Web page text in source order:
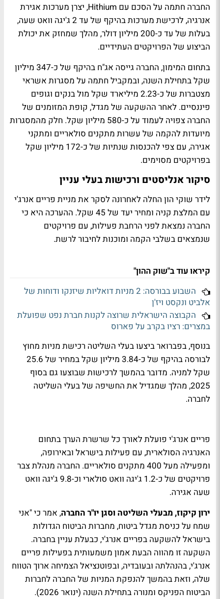
החברה חתמה על הסכם עם Hithium, יצרן מערכות אגירת
אנרגיה, לרכישת מערכות בהיקף של עד 2 ג'יגה וואט שעה,
בעלות של עד כ-200 מיליון דולר, מהלך שמחזק את יכולת
הביצוע של הפרויקטים העתידיים.
בתחום המימון, החברה גייסה אג"ח בהיקף של כ-347 מיליון
שקל בתחילת השנה, ובמקביל חתמה על מסגרות אשראי
מצטברות של כ-2.23 מיליארד שקל מול בנקים וגופים
פיננסיים. לאחר ההשקעה של מגדל, קופת המזומנים של
החברה צפויה לעמוד על כ-580 מיליון שקל. חלק מהמסגרות
מיועדות להקמה של עשרות מתקנים סולאריים ומתקני
אגירה, עם צפי להכנסות שנתיות של כ-172 מיליון שקל
בפרויקטים מסוימים.
סיקור אנליסטים ורכישות בעלי עניין
לידר שוקי הון החלה לאחרונה לסקר את מניית פריים אנרג'י
עם המלצת קניה ומחיר יעד של 45 שקל. ההערכה היא כי
החברה נמצאת לפני הרחבת פעילות, עם פרויקטים
שנמצאים בשלבי הקמה ומוכנות לחיבור לרשת.
קיראו עוד ב"שוק ההון"
השבוע בבורסה: 2 מניות דואליות שיזנקו ודוחות של
אלביט ונקסט ויז'ן
הקבוצה הישראלית שרוצה לקנות חברת נפט שפועלת
במצרים: רציו בקרב על פארוס
בנוסף, בפברואר ביצעו בעלי השליטה רכישת מניות מחוץ
לבורסה בהיקף של כ-3.84 מיליון שקל במחיר של 25.6
שקל למניה. מדובר בהמשך לרכישות שבוצעו גם בסוף
2025, מהלך שמגדיל את החשיפה של בעלי השליטה
לחברה.
פריים אנרג'י פועלת לאורך כל שרשרת הערך בתחום
האנרגיה הסולארית, עם פעילות בישראל ובאירופה,
ומפעילה מעל 400 מתקנים סולאריים. החברה מנהלת צבר
פרויקטים של כ-1.2 ג'יגה וואט סולארי וכ-9.8 ג'יגה וואט
שעה אגירה.
ירון קיקוז, מבעלי השליטה וסגן יו"ר החברה, אמר כי "אני
שמח על כניסת מגדל ביטוח, מחברות הביטוח הגדולות
בישראל להשקעה בפריים אנרג'י, כבעלת עניין בחברה.
השקעה זו מהווה הבעת אמון משמעותית בפעילות פריים
אנרג'י, בהנהלתה ובעובדיה, ובפוטנציאל הצמיחה ארוך הטווח
שלה, וזאת בהמשך להנפקת המניות של החברה לחברות
הביטוח הפניקס ומנורה בתחילת השנה (ינואר 2026).